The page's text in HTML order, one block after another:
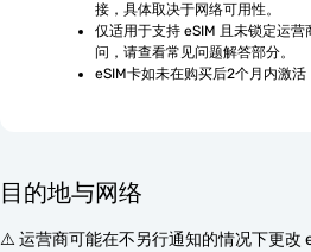
接，具体取决于网络可用性。
仅适用于支持 eSIM 且未锁定运
问，请查看常见问题解答部分。
eSIM卡如未在购买后2个月内激活
目的地与网络
⚠️ 运营商可能在不另行通知的情况下更改